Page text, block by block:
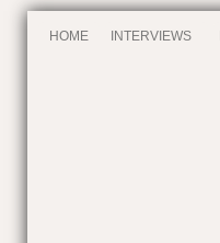
HOME INTERVIEWS